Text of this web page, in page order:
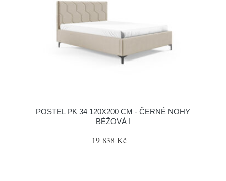
POSTEL PK 34 120X200 CM - ČERNÉ NOHY
BÉŽOVÁ I
19 838 Kč